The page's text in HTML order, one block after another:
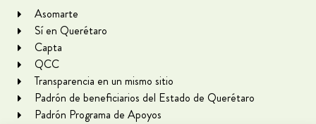
Asomarte
Sí en Querétaro
Capta
QCC
Transparencia en un mismo sitio
Padrón de beneficiarios del Estado de Querétaro
Padrón Programa de Apoyos